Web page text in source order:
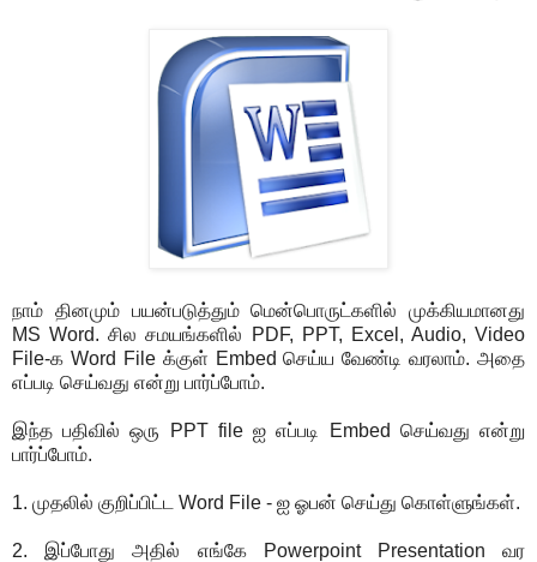
நாம் தினமும் பயன்படுத்தும் மென்பொருட்களில் முக்கியமானது
MS Word. சில சமயங்களில் PDF, PPT, Excel, Audio, Video
File-க Word File க்குள் Embed செய்ய வேண்டி வரலாம். அதை
எப்படி செய்வது என்று பார்ப்போம்.
இந்த பதிவில் ஒரு PPT file ஐ எப்படி Embed செய்வது என்று
பார்ப்போம்.
1. முதலில் குறிப்பிட்ட Word File - ஐ ஓபன் செய்து கொள்ளுங்கள்.
2. இப்போது அதில் எங்கே Powerpoint Presentation வர